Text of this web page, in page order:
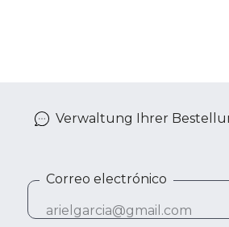
Verwaltung Ihrer
Correo electrónico